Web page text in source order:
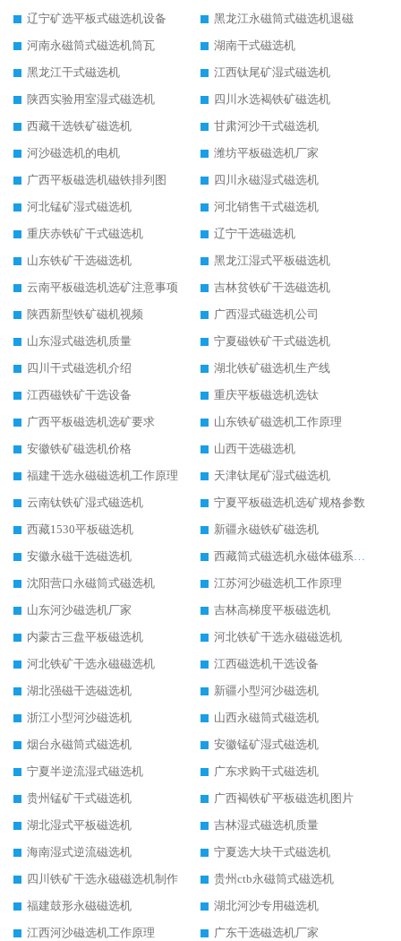
辽宁矿选平板式磁选机设备
黑龙江永磁筒式磁选机退磁
河南永磁筒式磁选机筒瓦
湖南干式磁选机
黑龙江干式磁选机
江西钛尾矿湿式磁选机
陕西实验用室湿式磁选机
四川水选褐铁矿磁选机
西藏干选铁矿磁选机
甘肃河沙干式磁选机
河沙磁选机的电机
潍坊平板磁选机厂家
广西平板磁选机磁铁排列图
四川永磁湿式磁选机
河北锰矿湿式磁选机
河北销售干式磁选机
重庆赤铁矿干式磁选机
辽宁干选磁选机
山东铁矿干选磁选机
黑龙江湿式平板磁选机
云南平板磁选机选矿注意事项
吉林贫铁矿干选磁选机
陕西新型铁矿磁机视频
广西湿式磁选机公司
山东湿式磁选机质量
宁夏磁铁矿干式磁选机
四川干式磁选机介绍
湖北铁矿磁选机生产线
江西磁铁矿干选设备
重庆平板磁选机选钛
广西平板磁选机选矿要求
山东铁矿磁选机工作原理
安徽铁矿磁选机价格
山西干选磁选机
福建干选永磁磁选机工作原理
天津钛尾矿湿式磁选机
云南钛铁矿湿式磁选机
宁夏平板磁选机选矿规格参数
西藏1530平板磁选机
新疆永磁铁矿磁选机
安徽永磁干选磁选机
西藏筒式磁选机永磁体磁系设计
沈阳营口永磁筒式磁选机
江苏河沙磁选机工作原理
山东河沙磁选机厂家
吉林高梯度平板磁选机
内蒙古三盘平板磁选机
河北铁矿干选永磁磁选机
河北铁矿干选永磁磁选机
江西磁选机干选设备
湖北强磁干选磁选机
新疆小型河沙磁选机
浙江小型河沙磁选机
山西永磁筒式磁选机
烟台永磁筒式磁选机
安徽锰矿湿式磁选机
宁夏半逆流湿式磁选机
广东求购干式磁选机
贵州锰矿干式磁选机
广西褐铁矿平板磁选机图片
湖北湿式平板磁选机
吉林湿式磁选机质量
海南湿式逆流磁选机
宁夏选大块干式磁选机
四川铁矿干选永磁磁选机制作
贵州ctb永磁筒式磁选机
福建鼓形永磁磁选机
湖北河沙专用磁选机
江西河沙磁选机工作原理
广东干选磁选机厂家